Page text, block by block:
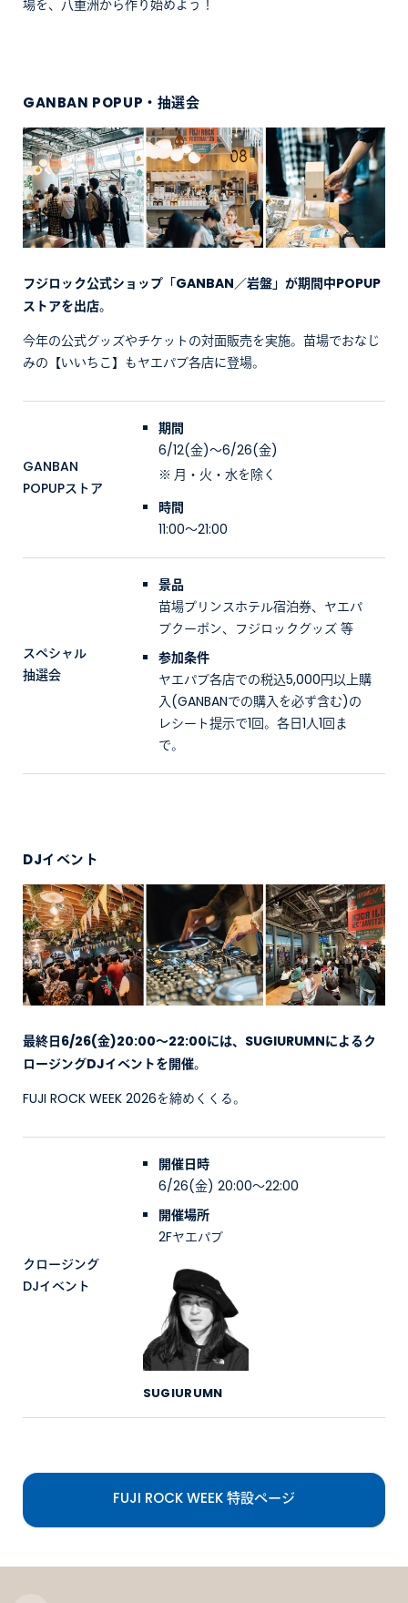
場を、八重洲から作り始めよう！
GANBAN POPUP・抽選会
フジロック公式ショップ「GANBAN／岩盤」が期間中POPUP
ストアを出店。
今年の公式グッズやチケットの対面販売を実施。苗場でおなじ
みの【いいちこ】もヤエパブ各店に登場。
GANBAN
POPUPストア
期間
6/12(金)〜6/26(金)
月・火・水を除く
時間
11:00〜21:00
スペシャル
抽選会
景品
苗場プリンスホテル宿泊券、ヤエパ
ブクーポン、フジロックグッズ 等
参加条件
ヤエパブ各店での税込5,000円以上購
入(GANBANでの購入を必ず含む)の
レシート提示で1回。各日1人1回ま
で。
DJイベント
最終日6/26(金)20:00〜22:00には、SUGIURUMNによるク
ロージングDJイベントを開催。
FUJI ROCK WEEK 2026を締めくくる。
クロージング
DJイベント
開催日時
6/26(金) 20:00〜22:00
開催場所
2Fヤエパブ
SUGIURUMN
FUJI ROCK WEEK 特設ページ